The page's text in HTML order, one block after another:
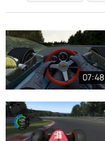
07:48